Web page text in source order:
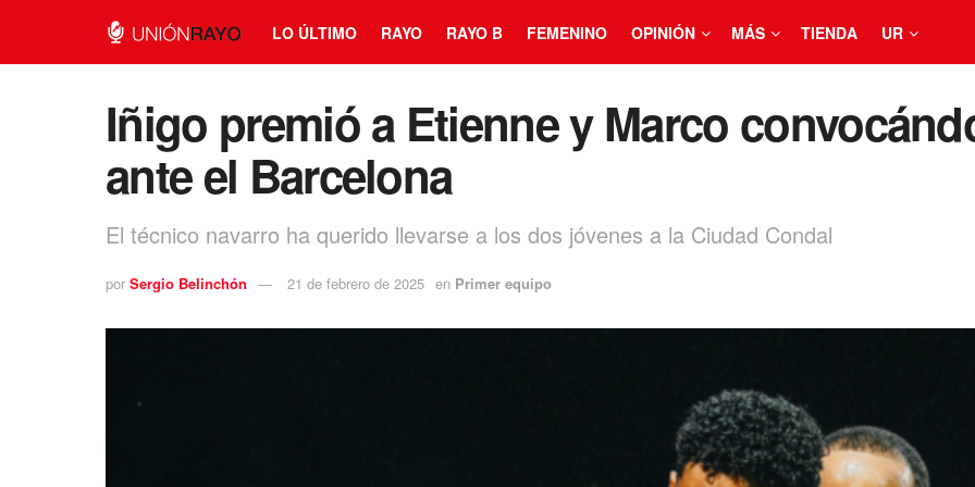
LO ÚLTIMO RAYO RAYO B FEMENINO OPINIÓN MÁS TIENDA UR
Iñigo premió a Etienne y Marco
ante el Barcelona
El técnico navarro ha querido llevarse a los dos jóvenes a la Ciudad Condal
por Sergio Belinchón 21 de febrero de 2025 en Primer equipo